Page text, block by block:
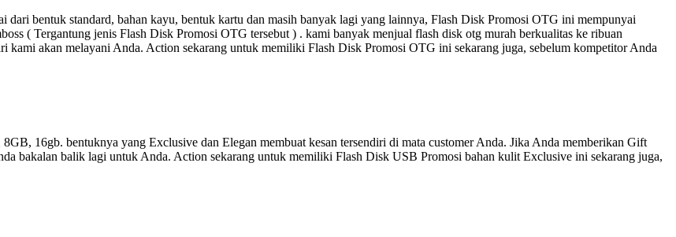
dari bentuk standard, bahan kayu, bentuk kartu dan masih banyak lagi yang lainnya, Flash Disk Promosi OTG ini mempunyai
( Tergantung jenis Flash Disk Promosi OTG tersebut ) . kami banyak menjual flash disk otg murah berkualitas ke ribuan
kami akan melayani Anda. Action sekarang untuk memiliki Flash Disk Promosi OTG ini sekarang juga, sebelum kompetitor Anda
16gb. bentuknya yang Exclusive dan Elegan membuat kesan tersendiri di mata customer Anda. Jika Anda memberikan Gift
bakalan balik lagi untuk Anda. Action sekarang untuk memiliki Flash Disk USB Promosi bahan kulit Exclusive ini sekarang juga,